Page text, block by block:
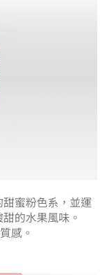
蜜粉色系，並運
的水果風味。
感。